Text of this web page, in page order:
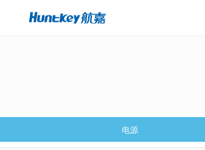
电源